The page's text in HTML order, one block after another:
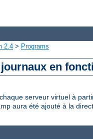
2.4 > Programs
en
serveur virtuel à
aura été ajouté à la